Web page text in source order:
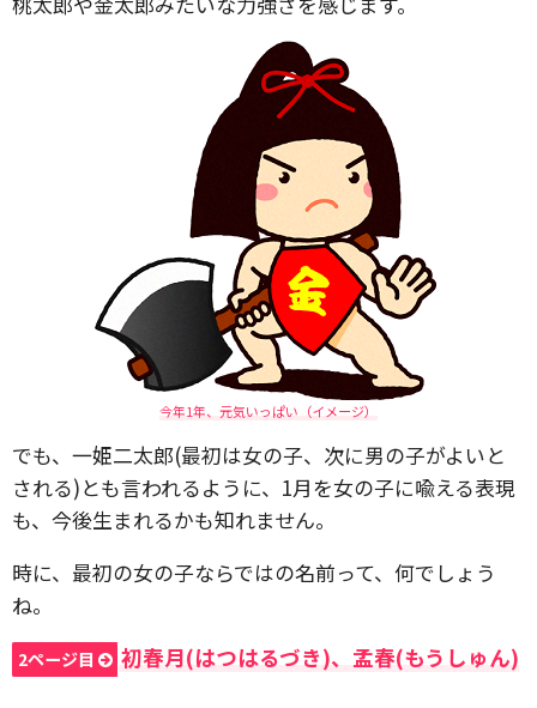
今年1年、元気いっぱい（イメージ）
でも、一姫二太郎(最初は女の子、次に男の子がよいと
される)とも言われるように、1月を女の子に喩える表現
も、今後生まれるかも知れません。
時に、最初の女の子ならではの名前って、何でしょう
ね。
2ページ目 初春月(はつはるづき)、孟春(もうしゅん)